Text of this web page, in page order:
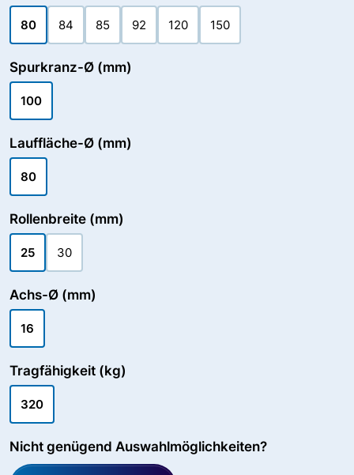
80 84 85 92 120 150
Spurkranz-Ø (mm)
100
Lauffläche-Ø (mm)
80
Rollenbreite (mm)
25 30
Achs-Ø (mm)
16
Tragfähigkeit (kg)
320
Nicht genügend Auswahlmöglichkeiten?